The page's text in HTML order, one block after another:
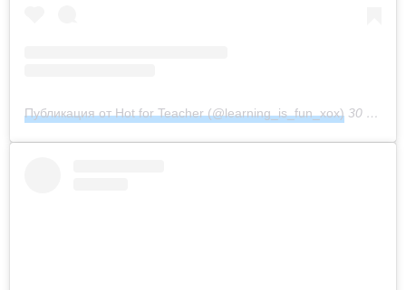
Публикация от Hot for Teacher (@learning_is_fun_xox) 30 Июл 2018 в 11:53 PDT